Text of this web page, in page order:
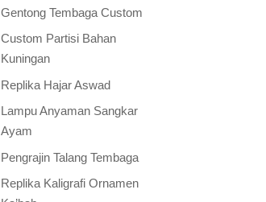
Gentong Tembaga Custom
Custom Partisi Bahan
Kuningan
Replika Hajar Aswad
Lampu Anyaman Sangkar
Ayam
Pengrajin Talang Tembaga
Replika Kaligrafi Ornamen